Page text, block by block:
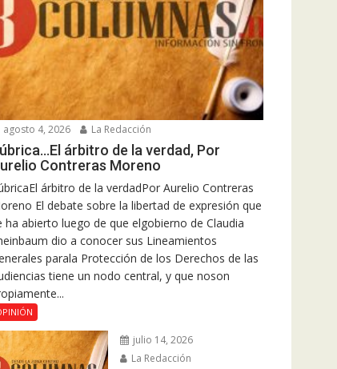
agosto 4, 2026 La Redacción
árbitro de la verdad, Por
Contreras Moreno
árbitro de la verdadPor Aurelio Contreras
El debate sobre la libertad de expresión que
ha abierto luego de que elgobierno de Claudia
dio a conocer sus Lineamientos
parala Protección de los Derechos de las
tiene un nodo central, y que noson
julio 14, 2026
La Redacción